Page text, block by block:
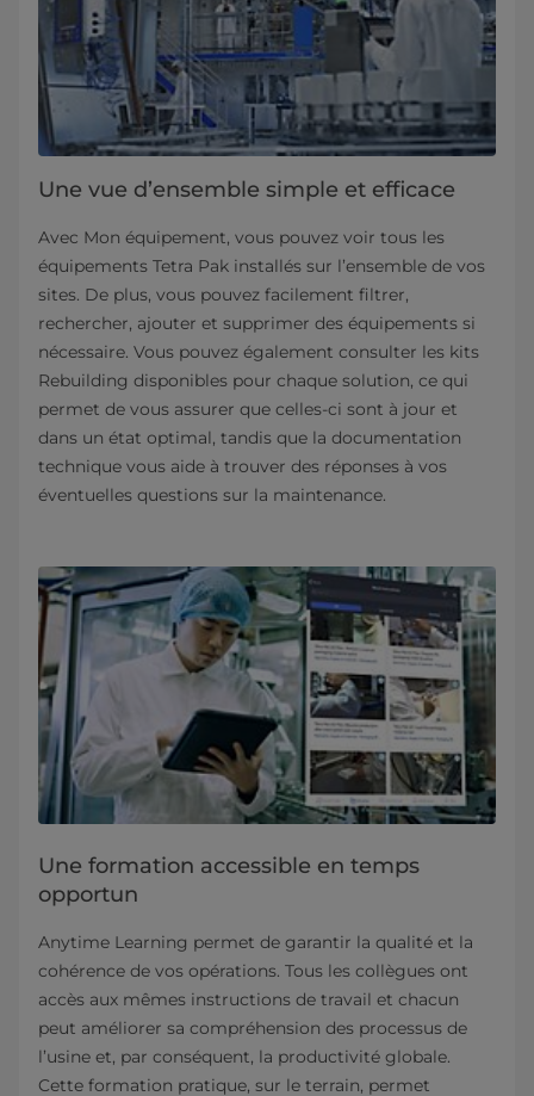
Une vue d’ensemble simple et efficace
Avec Mon équipement, vous pouvez voir tous les
équipements Tetra Pak installés sur l’ensemble de vos
sites. De plus, vous pouvez facilement filtrer,
rechercher, ajouter et supprimer des équipements si
nécessaire. Vous pouvez également consulter les kits
Rebuilding disponibles pour chaque solution, ce qui
permet de vous assurer que celles-ci sont à jour et
dans un état optimal, tandis que la documentation
technique vous aide à trouver des réponses à vos
éventuelles questions sur la maintenance.
Une formation accessible en temps
opportun
Anytime Learning permet de garantir la qualité et la
cohérence de vos opérations. Tous les collègues ont
accès aux mêmes instructions de travail et chacun
peut améliorer sa compréhension des processus de
l’usine et, par conséquent, la productivité globale.
Cette formation pratique, sur le terrain, permet